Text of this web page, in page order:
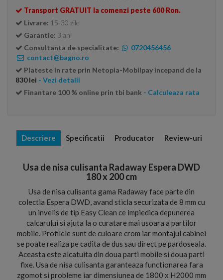
Transport GRATUIT la comenzi peste 600 Ron.
Livrare: 15-30 zile
Garantie: 3 ani
Consultanta de specialitate:
0720456456
contact@bagno.ro
Plateste in rate prin Netopia-Mobilpay incepand de la
830 lei - Vezi detalii
Finantare 100 % online prin tbi bank - Calculeaza rata
Descriere Specificatii Producator Review-uri
Usa de nisa culisanta Radaway Espera DWD
180 x 200 cm
Usa de nisa culisanta gama Radaway face parte din
colectia Espera DWD, avand sticla securizata de 8 mm cu
un invelis de tip Easy Clean ce impiedica depunerea
calcarului si ajuta la o curatare mai usoara a partilor
mobile. Profilele sunt de culoare crom iar montajul cabinei
se poate realiza pe cadita de dus sau direct pe pardoseala.
Aceasta este alcatuita din doua parti mobile si doua parti
fixe. Usa de nisa culisanta garanteaza functionarea fara
zgomot si probleme iar dimensiunea de 1800 x H2000 mm